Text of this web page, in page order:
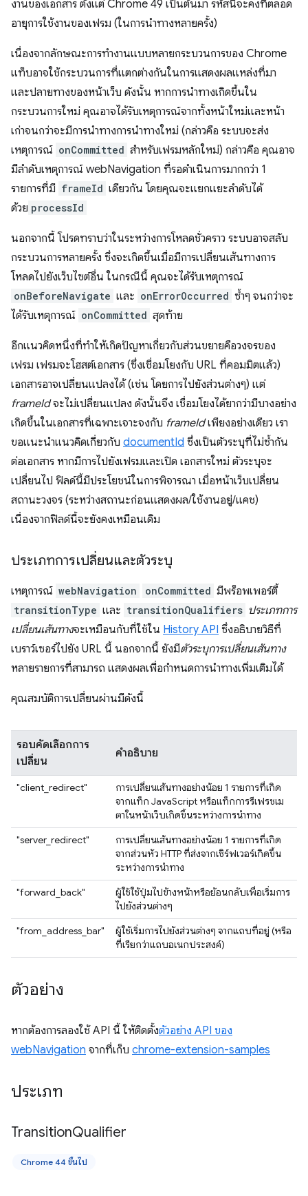
งานของเอกสาร ตั้งแต่ Chrome 49 เป็นต้นมา รหัสนี้จะคงที่ตลอด
อายุการใช้งานของเฟรม (ในการนำทางหลายครั้ง)
เนื่องจากลักษณะการทำงานแบบหลายกระบวนการของ Chrome
แท็บอาจใช้กระบวนการที่แตกต่างกันในการแสดงผลแหล่งที่มา
และปลายทางของหน้าเว็บ ดังนั้น หากการนำทางเกิดขึ้นใน
กระบวนการใหม่ คุณอาจได้รับเหตุการณ์จากทั้งหน้าใหม่และหน้า
เก่าจนกว่าจะมีการนำทางการนำทางใหม่ (กล่าวคือ ระบบจะส่ง
เหตุการณ์ onCommitted สำหรับเฟรมหลักใหม่) กล่าวคือ คุณอาจ
มีลำดับเหตุการณ์ webNavigation ที่รอดำเนินการมากกว่า 1
รายการที่มี frameId เดียวกัน โดยคุณจะแยกแยะลำดับได้
ด้วย processId
นอกจากนี้ โปรดทราบว่าในระหว่างการโหลดชั่วคราว ระบบอาจสลับ
กระบวนการหลายครั้ง ซึ่งจะเกิดขึ้นเมื่อมีการเปลี่ยนเส้นทางการ
โหลดไปยังเว็บไซต์อื่น ในกรณีนี้ คุณจะได้รับเหตุการณ์
onBeforeNavigate และ onErrorOccurred ซ้ำๆ จนกว่าจะ
ได้รับเหตุการณ์ onCommitted สุดท้าย
อีกแนวคิดหนึ่งที่ทำให้เกิดปัญหาเกี่ยวกับส่วนขยายคือวงจรของ
เฟรม เฟรมจะโฮสต์เอกสาร (ซึ่งเชื่อมโยงกับ URL ที่คอมมิตแล้ว)
เอกสารอาจเปลี่ยนแปลงได้ (เช่น โดยการไปยังส่วนต่างๆ) แต่
frameIdจะไม่เปลี่ยนแปลง ดังนั้นจึง เชื่อมโยงได้ยากว่ามีบางอย่าง
เกิดขึ้นในเอกสารที่เฉพาะเจาะจงกับ frameIdเพียงอย่างเดียว เรา
ขอแนะนำแนวคิดเกี่ยวกับ documentId ซึ่งเป็นตัวระบุที่ไม่ซ้ำกัน
ต่อเอกสาร หากมีการไปยังเฟรมและเปิด เอกสารใหม่ ตัวระบุจะ
เปลี่ยนไป ฟิลด์นี้มีประโยชน์ในการพิจารณา เมื่อหน้าเว็บเปลี่ยน
สถานะวงจร (ระหว่างสถานะก่อนแสดงผล/ใช้งานอยู่/แคช)
เนื่องจากฟิลด์นี้จะยังคงเหมือนเดิม
ประเภทการเปลี่ยนและตัวระบุ
เหตุการณ์ webNavigation onCommitted มีพร็อพเพอร์ตี้
transitionType และ transitionQualifiers ประเภทการ
เปลี่ยนเส้นทางจะเหมือนกับที่ใช้ใน History API ซึ่งอธิบายวิธีที่
เบราว์เซอร์ไปยัง URL นี้ นอกจากนี้ ยังมีตัวระบุการเปลี่ยนเส้นทาง
หลายรายการที่สามารถ แสดงผลเพื่อกำหนดการนำทางเพิ่มเติมได้
คุณสมบัติการเปลี่ยนผ่านมีดังนี้
รอบคัดเลือกการ
เปลี่ยน
คำอธิบาย
"client_redirect"
การเปลี่ยนเส้นทางอย่างน้อย 1 รายการที่เกิด
จากแท็ก JavaScript หรือแท็กการรีเฟรชเม
ตาในหน้าเว็บเกิดขึ้นระหว่างการนำทาง
"server_redirect"
การเปลี่ยนเส้นทางอย่างน้อย 1 รายการที่เกิด
จากส่วนหัว HTTP ที่ส่งจากเซิร์ฟเวอร์เกิดขึ้น
ระหว่างการนำทาง
"forward_back"
ผู้ใช้ใช้ปุ่มไปข้างหน้าหรือย้อนกลับเพื่อเริ่มการ
ไปยังส่วนต่างๆ
"from_address_bar"
ผู้ใช้เริ่มการไปยังส่วนต่างๆ จากแถบที่อยู่ (หรือ
ที่เรียกว่าแถบอเนกประสงค์)
ตัวอย่าง
หากต้องการลองใช้ API นี้ ให้ติดตั้งตัวอย่าง API ของ
webNavigation จากที่เก็บ chrome-extension-samples
ประเภท
TransitionQualifier
Chrome 44 ขึ้นไป